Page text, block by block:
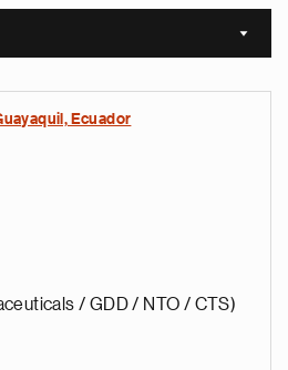
Sort
Ecuador
/ GDD / NTO / CTS)